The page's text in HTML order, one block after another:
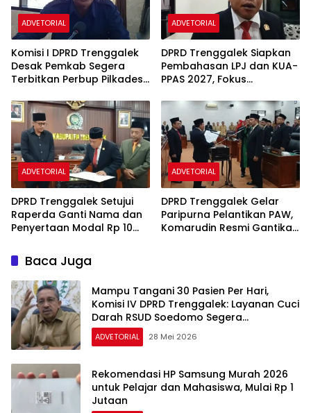
ADVETORIAL
Komisi I DPRD Trenggalek
Desak Pemkab Segera
Terbitkan Perbup Pilkades
ADVETORIAL
DPRD Trenggalek Siapkan
Pembahasan LPJ dan KUA-
PPAS 2027, Fokus
ADVETORIAL
DPRD Trenggalek Setujui
Raperda Ganti Nama dan
Penyertaan Modal Rp 10
Perda
ADVETORIAL
DPRD Trenggalek Gelar
Paripurna Pelantikan PAW,
Komarudin Resmi Gantikan
Baca Juga
Mampu Tangani 30 Pasien Per Hari,
Komisi IV DPRD Trenggalek: Layanan Cuci
Darah RSUD Soedomo Segera
Beroperasi
ADVETORIAL 28 Mei 2026
Rekomendasi HP Samsung Murah 2026
untuk Pelajar dan Mahasiswa, Mulai Rp 1
Jutaan